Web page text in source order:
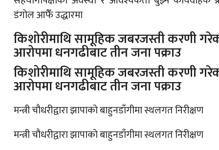
डंगोल आफैँ उद्धारमा
किशोरीमाथि सामूहिक जबरजस्ती करणी
आरोपमा धनगढीबाट तीन जना पक्राउ
किशोरीमाथि सामूहिक जबरजस्ती करणी
आरोपमा धनगढीबाट तीन जना पक्राउ
मन्त्री चौधरीद्वारा झापाको बाहुनडाँगीमा स्थलगत निरीक्षण
मन्त्री चौधरीद्वारा झापाको बाहुनडाँगीमा स्थलगत निरीक्षण